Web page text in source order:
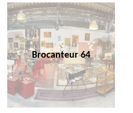
Brocanteur 64